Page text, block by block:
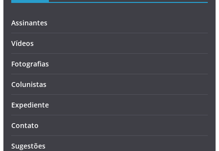
Assinantes
Vídeos
Fotografias
Colunistas
Expediente
Contato
Sugestões